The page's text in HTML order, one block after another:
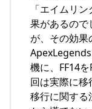
「エイムリ
果があるので
が、その効果
機に、FF14
回は実際に移
移行に関する